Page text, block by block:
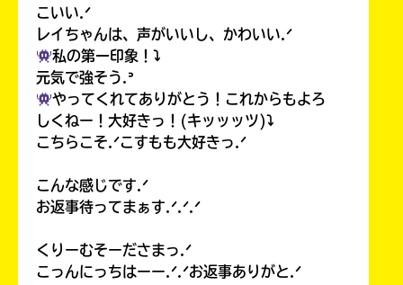
こいい.ᐟ
レイちゃんは、声がいいし、かわいい.ᐟ
私の第一印象！⤵︎
元気で強そう.ᐣ
やってくれてありがとう！これからもよろ
しくねー！大好きっ！(キッッッツ)⤵︎
こちらこそ.ᐟこすもも大好きっ.ᐟ
こんな感じです.ᐟ
お返事待ってまぁす.ᐟ.ᐟ.ᐟ
くりーむそーださまっ.ᐟ
こっんにっちはーー.ᐟ.ᐟお返事ありがと.ᐟ